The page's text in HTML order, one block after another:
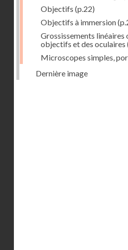
Objectifs (p.22)
Objectifs à immersion
Grossissements linéaires
objectifs et des oculaires
Microscopes simples,
Dernière image